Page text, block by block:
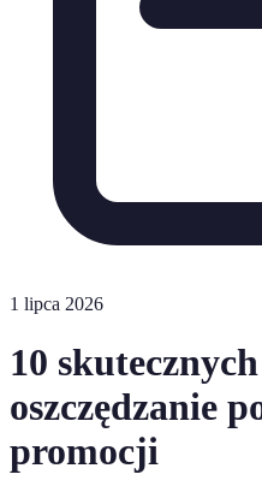
1 lipca 2026
10
oszczędzanie
promocji